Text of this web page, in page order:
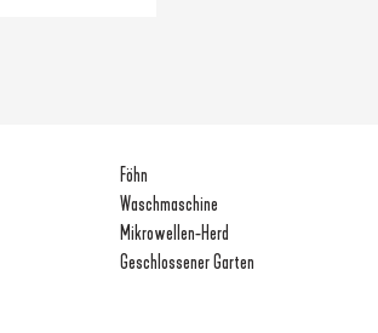
Föhn
Waschmaschine
Mikrowellen-Herd
Geschlossener Garten